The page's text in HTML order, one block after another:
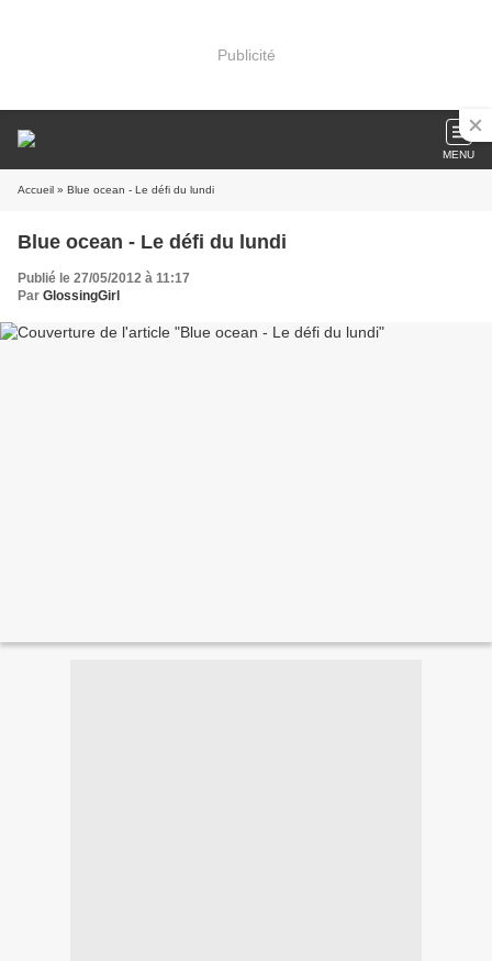
Publicité
MENU
Accueil » Blue ocean - Le défi du lundi
Blue ocean - Le défi du lundi
Publié le 27/05/2012 à 11:17
Par GlossingGirl